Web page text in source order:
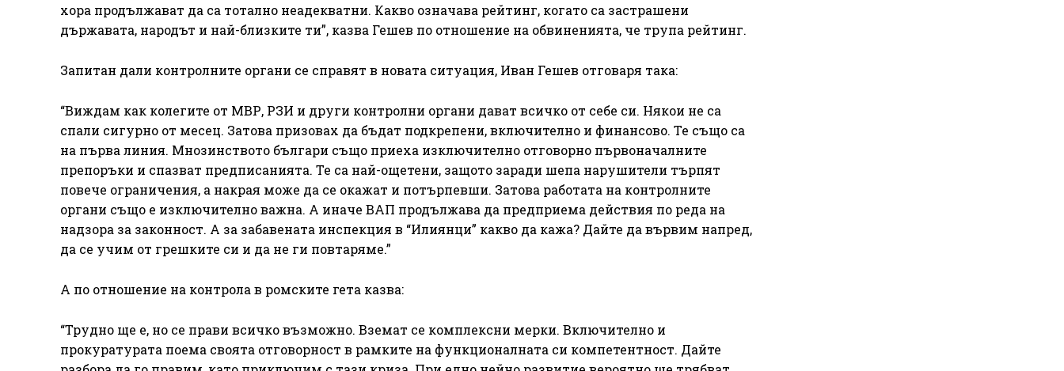
хора продължават да са тотално неадекватни. Какво означава рейтинг, когато са застрашени
държавата, народът и най-близките ти”, казва Гешев по отношение на обвиненията, че трупа рейтинг.
Запитан дали контролните органи се справят в новата ситуация, Иван Гешев отговаря така:
“Виждам как колегите от МВР, РЗИ и други контролни органи дават всичко от себе си. Някои не са
спали сигурно от месец. Затова призовах да бъдат подкрепени, включително и финансово. Те също са
на първа линия. Мнозинството българи също приеха изключително отговорно първоначалните
препоръки и спазват предписанията. Те са най-ощетени, защото заради шепа нарушители търпят
повече ограничения, а накрая може да се окажат и потърпевши. Затова работата на контролните
органи също е изключително важна. А иначе ВАП продължава да предприема действия по реда на
надзора за законност. А за забавената инспекция в “Илиянци” какво да кажа? Дайте да вървим напред,
да се учим от грешките си и да не ги повтаряме.”
А по отношение на контрола в ромските гета казва:
“Трудно ще е, но се прави всичко възможно. Вземат се комплексни мерки. Включително и
прокуратурата поема своята отговорност в рамките на функционалната си компетентност. Дайте